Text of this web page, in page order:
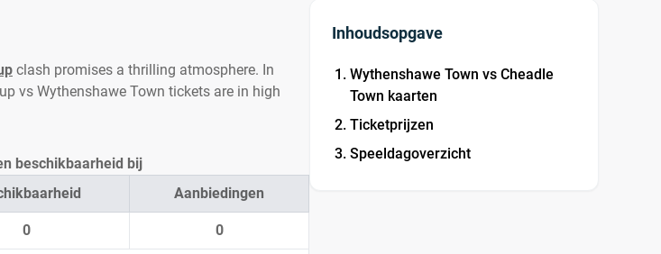
clash promises a thrilling atmosphere. In
vs Wythenshawe Town tickets are in high
Aanbiedingen
0 0
beschikbaarheid bij
Inhoudsopgave
Wythenshawe Town vs Cheadle
Town kaarten
Ticketprijzen
Speeldagoverzicht